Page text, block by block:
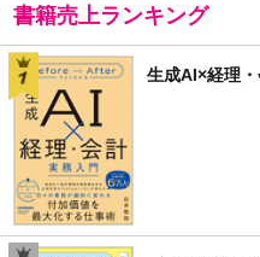
書籍売上ランキング
生成AI×経理